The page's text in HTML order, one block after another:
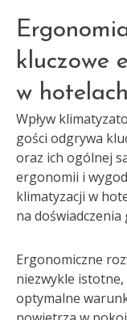
kluczowe
w hotelach
Wpływ
gości odgrywa
oraz ich ogólnej
ergonomii i
klimatyzacji w
na doświadczenia
Ergonomiczne
niezwykle
optymalne